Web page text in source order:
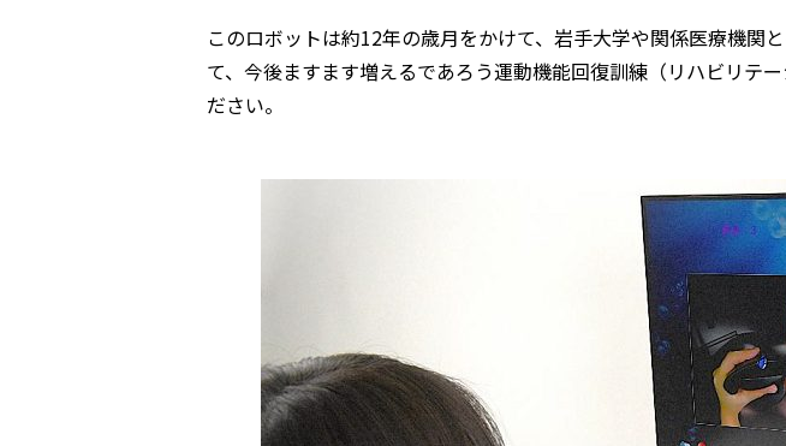
このロボットは約12年の歳月をかけて、岩手大学や関係医療機関
て、今後ますます増えるであろう運動機能回復訓練（リハビリテ
ださい。